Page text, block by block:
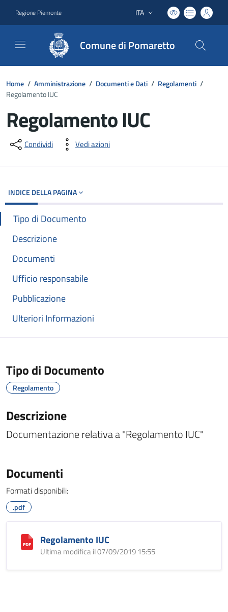
Regione Piemonte Lingua attiva:
ITA
Comune di Pomaretto
Home / Amministrazione / Documenti e Dati / Regolamenti /
Regolamento IUC
Regolamento IUC
Dettagli del documento
Condividi Vedi azioni
INDICE DELLA PAGINA
Tipo di Documento
Descrizione
Documenti
Ufficio responsabile
Pubblicazione
Ulteriori Informazioni
Tipo di Documento
Regolamento
Descrizione
Documentazione relativa a"Regolamento IUC"
Documenti
Formati disponibili:
.pdf
Regolamento IUC
Ultima modifica il 07/09/2019 15:55